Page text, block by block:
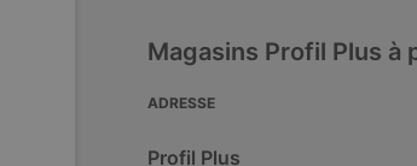
Magasins Profil Plus à
ADRESSE
Profil Plus